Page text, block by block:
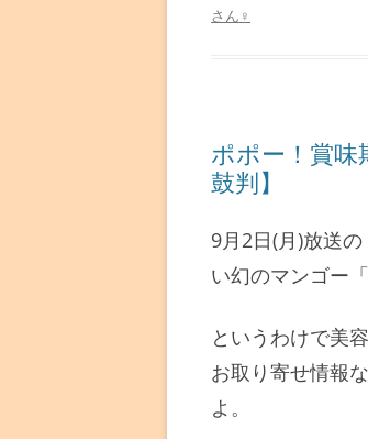
さん♀
ポポー！賞味
鼓判】
9月2日(月)放送
い幻のマンゴー
というわけで美
お取り寄せ情報
よ。